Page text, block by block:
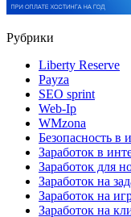
Рубрики
Liberty Reserve
Payza
SEO sprint
Web-Ip
WMzona
Безопасность в
Заработок в
Заработок для
Заработок на
Заработок на
Заработок на